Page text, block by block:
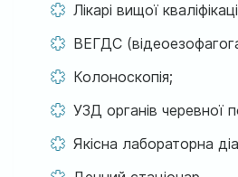
Лікарі вищої
ВЕГДС
Колоноскопія;
УЗД органів черевної
Якісна лабораторна